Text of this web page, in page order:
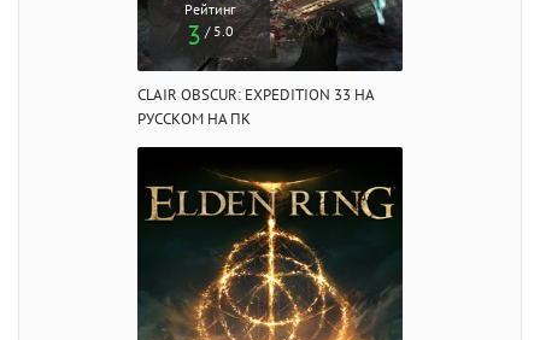
Рейтинг
3 / 5.0
CLAIR OBSCUR: EXPEDITION 33 НА
РУССКОМ НА ПК